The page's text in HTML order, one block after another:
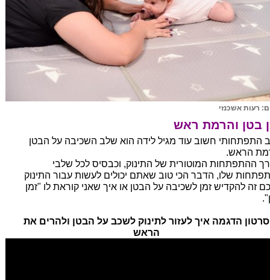
רעות אשכנזי
בטן והרמת ראש
התפתחותי חשוב עוד מגיל לידה הוא שלב השכיבה על הבטן
הראש.
ההתפתחות המוטורית של התינוק, וכבסיס לכל שלבי
שלו, הדבר הכי טוב שאתם יכולים לעשות עבור התינוק
זה להקדיש זמן לשכיבה על הבטן או איך שאני קוראת לו "זמן
סרטון הדגמה איך לעזור לתינוק לשכב על הבטן ולהרים את
הראש